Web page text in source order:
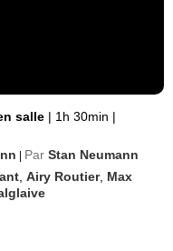
salle | 1h 30min |
| Par Stan Neumann
,Airy Routier, Max